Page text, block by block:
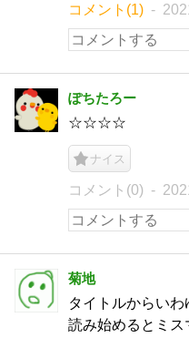
コメント(1)
ぽちたろー
☆☆☆☆
ナイス
コメント(0)
菊地
タイトルからい
読み始めるとミ